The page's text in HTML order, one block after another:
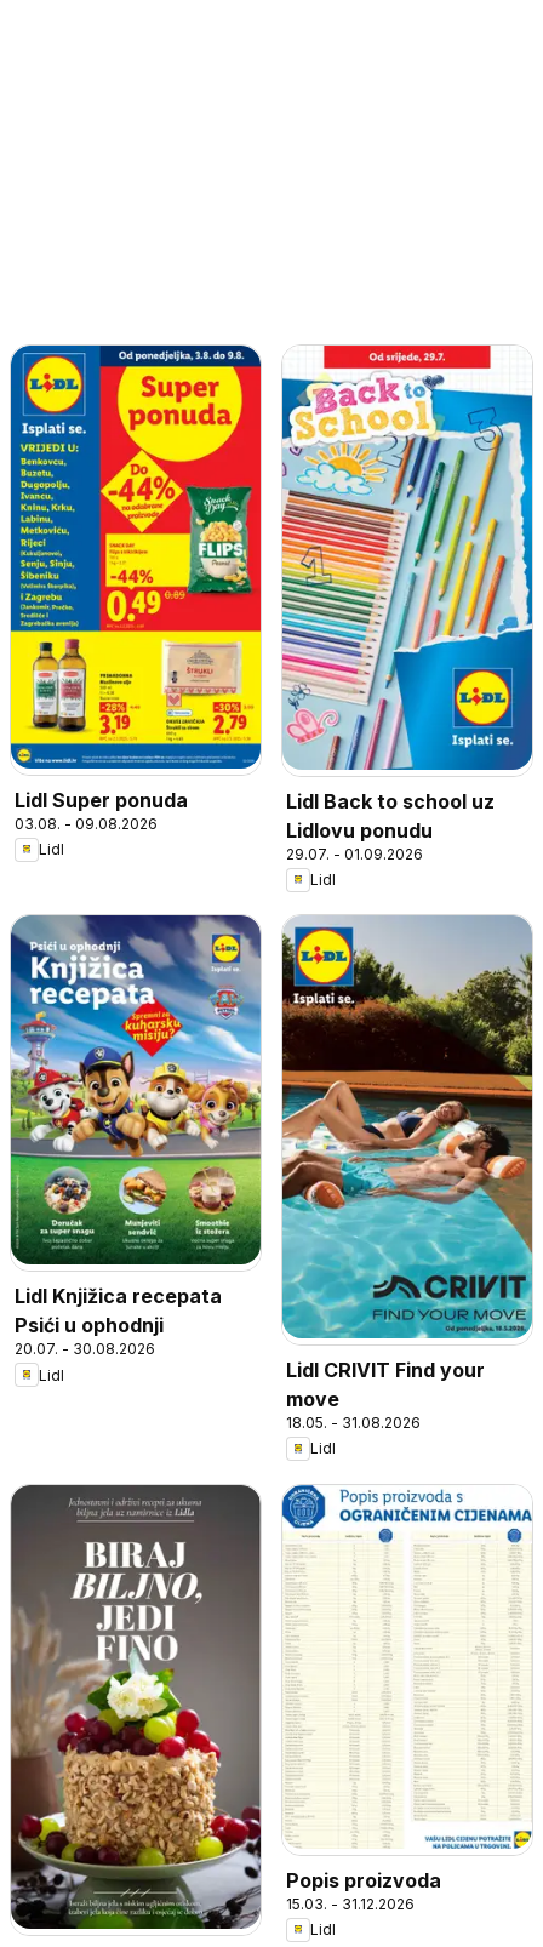
Lidl Super ponuda
03.08. - 09.08.2026
Lidl
Lidl Back to school uz
Lidlovu ponudu
29.07. - 01.09.2026
Lidl
Lidl Knjižica recepata
Psići u ophodnji
20.07. - 30.08.2026
Lidl
Lidl CRIVIT Find your
move
18.05. - 31.08.2026
Lidl
Popis proizvoda
15.03. - 31.12.2026
Lidl